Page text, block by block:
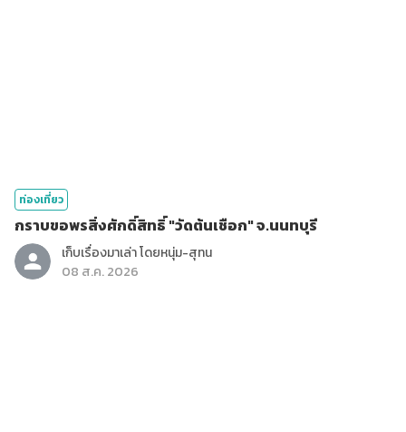
ท่องเที่ยว
กราบขอพรสิ่งศักดิ์สิทธิ์ "วัดต้นเชือก" จ.นนทบุรี
เก็บเรื่องมาเล่า โดยหนุ่ม-สุทน
08 ส.ค. 2026